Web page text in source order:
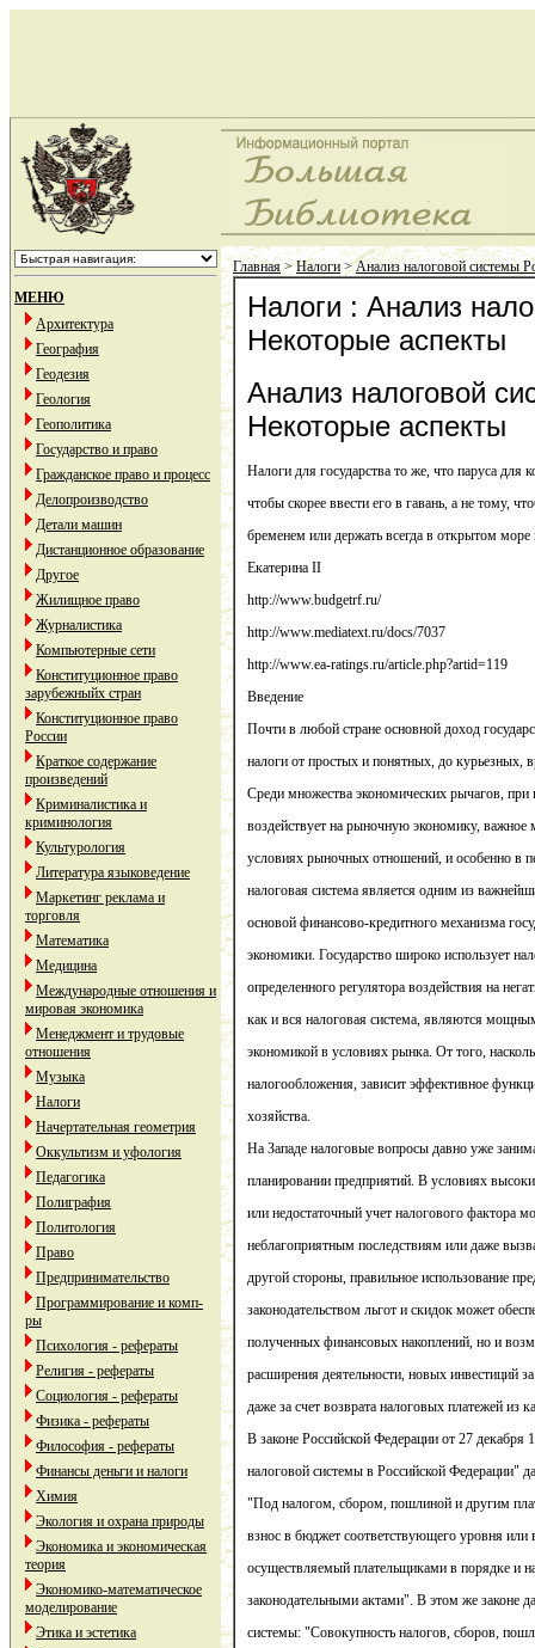
МЕНЮ
Архитектура
География
Геодезия
Геология
Геополитика
Государство и право
Гражданское право и процесс
Делопроизводство
Детали машин
Дистанционное образование
Другое
Жилищное право
Журналистика
Компьютерные сети
Конституционное право
зарубежныйх стран
Конституционное право
России
Краткое содержание
произведений
Криминалистика и
криминология
Культурология
Литература языковедение
Маркетинг реклама и
торговля
Математика
Медицина
Международные отношения и
мировая экономика
Менеджмент и трудовые
отношения
Музыка
Налоги
Начертательная геометрия
Оккультизм и уфология
Педагогика
Полиграфия
Политология
Право
Предпринимательство
Программирование и комп-
ры
Психология - рефераты
Религия - рефераты
Социология - рефераты
Физика - рефераты
Философия - рефераты
Финансы деньги и налоги
Химия
Экология и охрана природы
Экономика и экономическая
теория
Экономико-математическое
моделирование
Этика и эстетика
Главная>Налоги>Анализ налоговой системы
Налоги : Анализ
Некоторые аспекты
Анализ налоговой
Некоторые аспекты
Налоги для государства то же, что паруса для
чтобы скорее ввести его в гавань, а не тому,
бременем или держать всегда в открытом море
Екатерина II
http://www.budgetrf.ru/
http://www.mediatext.ru/docs/7037
http://www.ea-ratings.ru/article.php?artid=119
Введение
Почти в любой стране основной доход
налоги от простых и понятных, до курьезных,
Среди множества экономических рычагов,
воздействует на рыночную экономику, важное
условиях рыночных отношений, и особенно в
налоговая система является одним из
основой финансово-кредитного механизма
экономики. Государство широко использует
определенного регулятора воздействия на
как и вся налоговая система, являются
экономикой в условиях рынка. От того,
налогообложения, зависит эффективное
хозяйства.
На Западе налоговые вопросы давно уже
планировании предприятий. В условиях
или недостаточный учет налогового фактора
неблагоприятным последствиям или даже
другой стороны, правильное использование
законодательством льгот и скидок может
полученных финансовых накоплений, но и
расширения деятельности, новых инвестиций
даже за счет возврата налоговых платежей из
В законе Российской Федерации от 27
налоговой системы в Российской Федерации"
"Под налогом, сбором, пошлиной и другим
взнос в бюджет соответствующего уровня
осуществляемый плательщиками в порядке и
законодательными актами". В этом же законе
системы: "Совокупность налогов, сборов,